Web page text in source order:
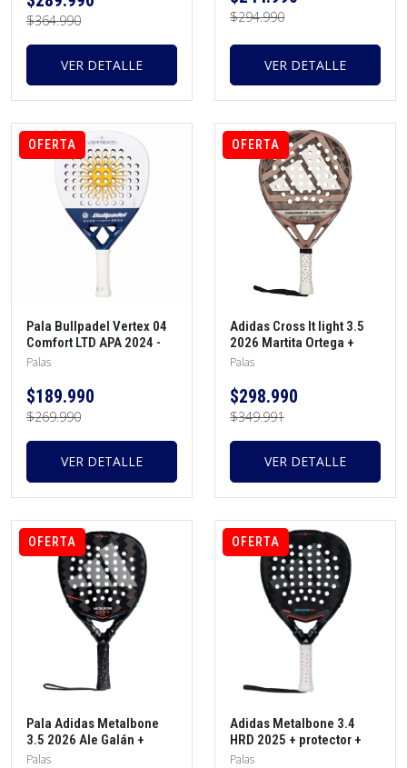
$364.990
VER DETALLE
$294.990
VER DETALLE
OFERTA
Pala Bullpadel Vertex 04
Comfort LTD APA 2024 -
Juan Tello + protector +
Palas
$189.990
$269.990
VER DETALLE
OFERTA
Adidas Cross It light 3.5
2026 Martita Ortega +
Morral + Protector + Grip
Palas
$298.990
$349.991
VER DETALLE
OFERTA
Pala Adidas Metalbone
3.5 2026 Ale Galán +
morral + protector +
Palas
OFERTA
Adidas Metalbone 3.4
HRD 2025 + protector +
morral + overgrip
Palas